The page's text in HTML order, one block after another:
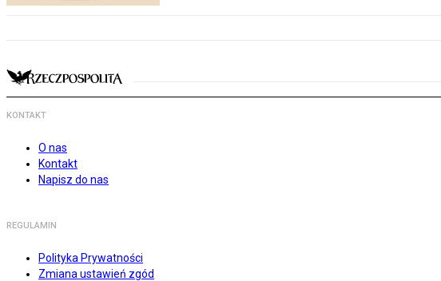
KONTAKT
O nas
Kontakt
Napisz do nas
REGULAMIN
Polityka Prywatności
Zmiana ustawień zgód